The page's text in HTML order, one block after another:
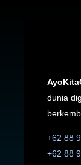
dunia
+62 88
+62 88